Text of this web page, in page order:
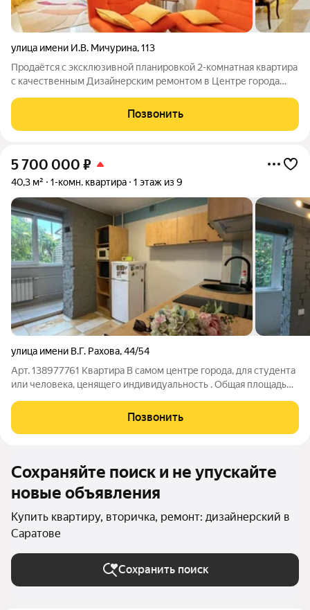
улица имени И.В. Мичурина,113
Продаётся с эксклюзивной планировкой 2-комнатная квартира
с качественным Дизайнерским ремонтом в Центре города
культурной жизни, его окружают знаковые городские
достопримечательности: Элитный жилой
Позвонить
5 700 000 ₽
40,3 м² 1-комн. квартира 1 этаж из 9
улица имени В.Г. Рахова,44/54
Арт. 138977761 Квартира В самом центре города, для студента
или человека, ценящего индивидуальность . Общая площадь
зона оборудована всем необходимым, большой встроенный
шкаф-купе, удобная
Позвонить
Сохраняйте поиск и не упускайте
новые объявления
Купить квартиру, вторичка, ремонт: дизайнерский в
Саратове
Сохранить поиск